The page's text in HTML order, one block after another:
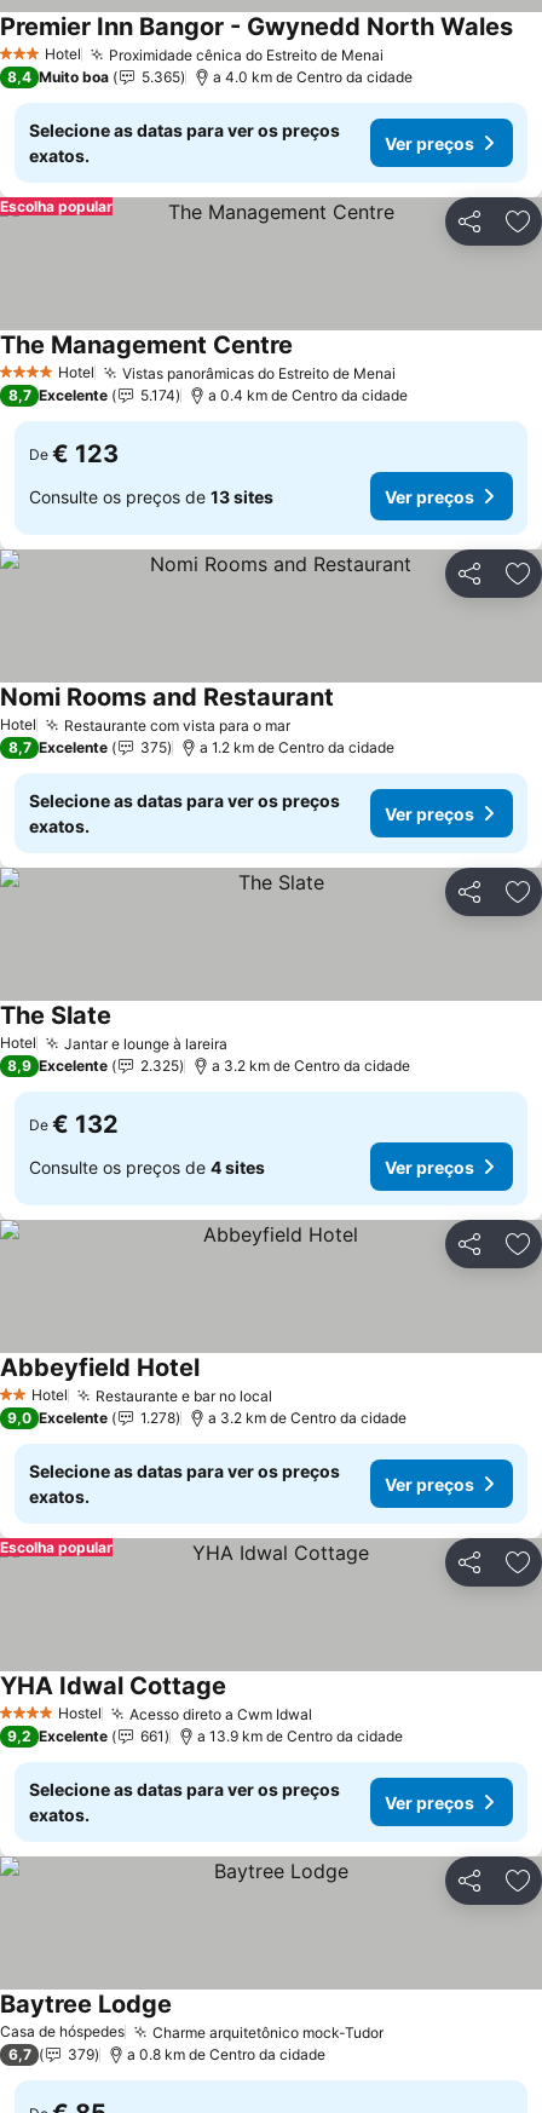
3 EstrelasHotel Proximidade cênica do Estreito de Menai
Premier Inn Bangor - Gwynedd North Wales
8,4 Muito boa 5.365 a 4.0 km de Centro da cidade
Selecione as datas para ver os preços
exatos.
Ver preços
Partilhar
Escolha popular
4 EstrelasHotel Vistas panorâmicas do Estreito de Menai
The Management Centre
8,7 Excelente 5.174 a 0.4 km de Centro da cidade
De € 123
Consulte os preços de 13 sites Ver preços
Partilhar
Hotel Restaurante com vista para o marVer preços
Nomi Rooms and Restaurant
8,7 Excelente 375 a 1.2 km de Centro da cidade
Selecione as datas para ver os preços
exatos.
Ver preços
Partilhar
Hotel Jantar e lounge à lareira
The Slate
8,9 Excelente 2.325 a 3.2 km de Centro da cidade
De € 132
Consulte os preços de 4 sites Ver preços
Partilhar
2 Estrelas
Hotel Restaurante e bar no local
Abbeyfield HotelVer preços
9,0 Excelente 1.278 a 3.2 km de Centro da cidade
Selecione as datas para ver os preços
exatos.
Ver preços
Partilhar
Escolha popular
4 EstrelasHostel Acesso direto a Cwm Idwal
YHA Idwal Cottage
9,2 Excelente 661 a 13.9 km de Centro da cidade
Selecione as datas para ver os preços
exatos.
Ver preços
Partilhar
Casa de hóspedes Charme arquitetônico mock-TudorVer preços
Baytree Lodge
6,7 379 a 0.8 km de Centro da cidade